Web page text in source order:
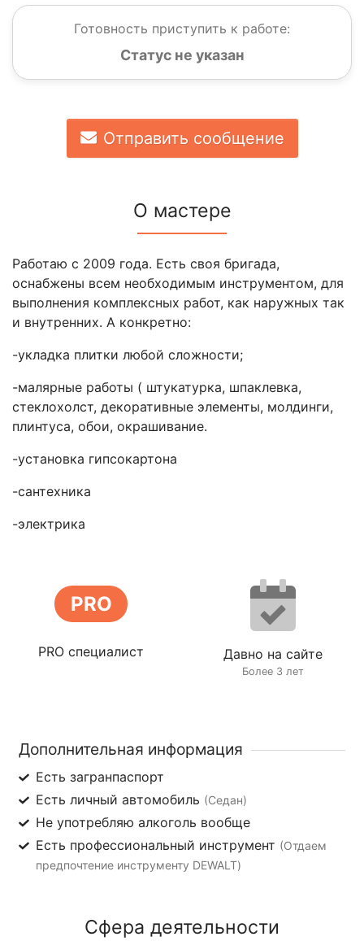
Готовность приступить к работе:
Статус не указан
Отправить сообщение
О мастере
Работаю с 2009 года. Есть своя бригада,
оснабжены всем необходимым инструментом, для
выполнения комплексных работ, как наружных так
и внутренних. А конкретно:
-укладка плитки любой сложности;
-малярные работы ( штукатурка, шпаклевка,
стеклохолст, декоративные элементы, молдинги,
плинтуса, обои, окрашивание.
-установка гипсокартона
-сантехника
-электрика
PRO
PRO специалист Давно на сайте
Более 3 лет
Дополнительная информация
Есть загранпаспорт
Есть личный автомобиль (Седан)
Не употребляю алкоголь вообще
Есть профессиональный инструмент (Отдаем
предпочтение инструменту DEWALT)
Сфера деятельности